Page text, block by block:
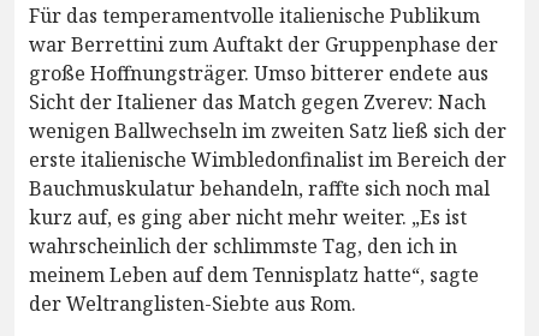
Für das temperamentvolle italienische Publikum
war Berrettini zum Auftakt der Gruppenphase der
große Hoffnungsträger. Umso bitterer endete aus
Sicht der Italiener das Match gegen Zverev: Nach
wenigen Ballwechseln im zweiten Satz ließ sich der
erste italienische Wimbledonfinalist im Bereich der
Bauchmuskulatur behandeln, raffte sich noch mal
kurz auf, es ging aber nicht mehr weiter. „Es ist
wahrscheinlich der schlimmste Tag, den ich in
meinem Leben auf dem Tennisplatz hatte“, sagte
der Weltranglisten-Siebte aus Rom.